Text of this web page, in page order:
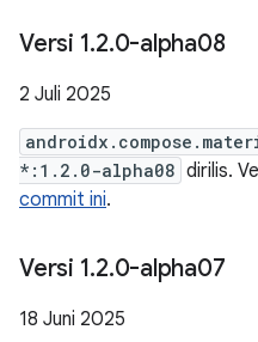
Versi 1.2.0-alpha08
2 Juli 2025
*:1.2.0-alpha08 dirilis.
commit ini.
Versi 1.2.0-alpha07
18 Juni 2025